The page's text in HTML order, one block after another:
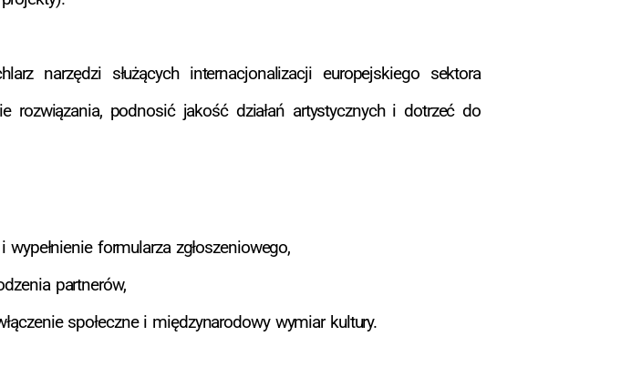
narzędzi służących internacjonalizacji europejskiego sektora
rozwiązania, podnosić jakość działań artystycznych i dotrzeć do
formularza zgłoszeniowego,
partnerów,
społeczne i międzynarodowy wymiar kultury.